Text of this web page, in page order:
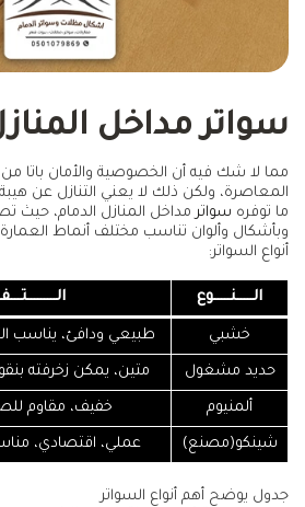
سواتر مداخل
مما لا شك فيه أن الخصوصية والأمان باتا
المعاصرة، ولكن ذلك لا يعني التنازل عن
ما توفره سواتر مداخل المنازل الدمام،
وبأشكال وألوان تناسب مختلف أنماط
أنواع السواتر:
الـــــنـــــوع
خشبي طبيعي ودافئ، يناسب
حديد مشغول متين، يمكن زخرفته
ألمنيوم خفيف، مقاوم
شينكو(مصنع) عملي، اقتصادي،
جدول يوضح أهم أنواع السواتر